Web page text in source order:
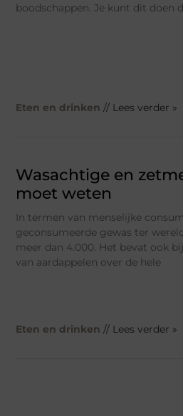
boodschappen. Je kunt dit doen
Eten en drinken // Lees verder »
Wasachtige en
moet weten
In termen van menselijke
geconsumeerde gewas ter
meer dan 4.000. Het bevat ook
van aardappelen over de hele
Eten en drinken // Lees verder »